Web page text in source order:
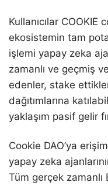
Kullanıcılar COOKIE
ekosistemin tam
işlemi yapay zeka
zamanlı ve geçmiş
edenler, stake
dağıtımlarına
yaklaşım pasif gelir
Cookie DAO’ya
yapay zeka
Tüm gerçek